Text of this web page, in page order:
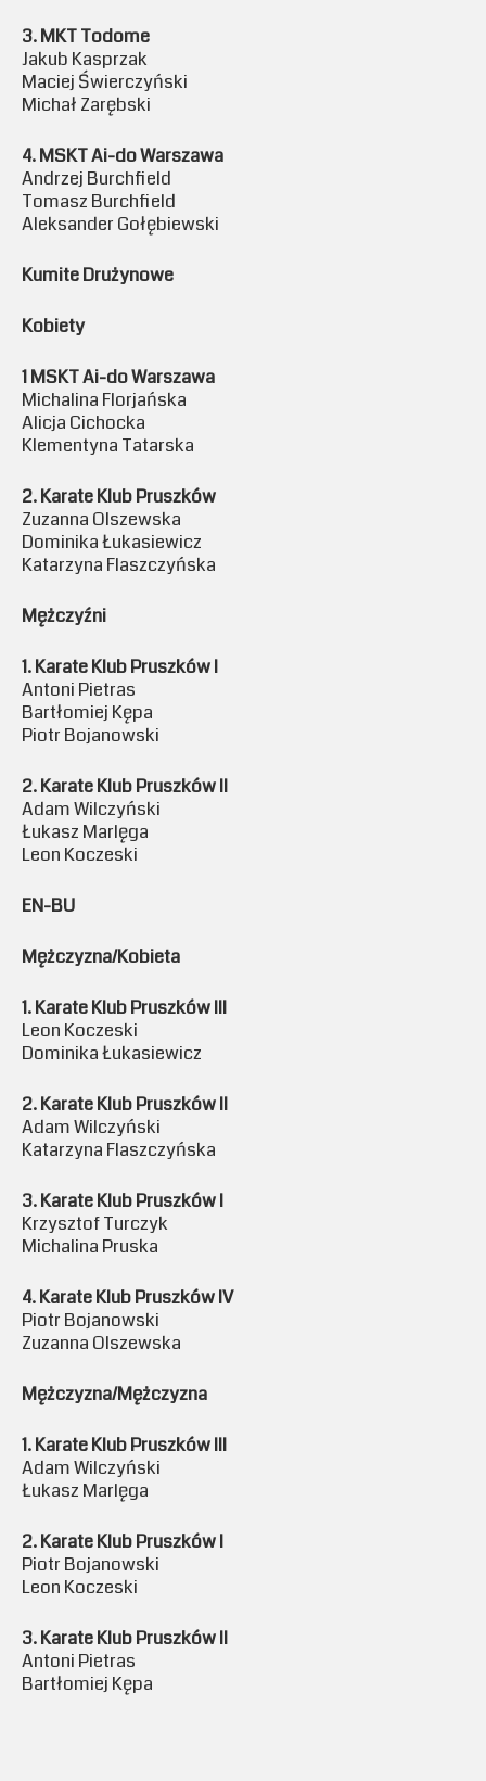
3. MKT Todome
Jakub Kasprzak
Maciej Świerczyński
Michał Zarębski
4. MSKT Ai-do Warszawa
Andrzej Burchfield
Tomasz Burchfield
Aleksander Gołębiewski
Kumite Drużynowe
Kobiety
1 MSKT Ai-do Warszawa
Michalina Florjańska
Alicja Cichocka
Klementyna Tatarska
2. Karate Klub Pruszków
Zuzanna Olszewska
Dominika Łukasiewicz
Katarzyna Flaszczyńska
Mężczyźni
1. Karate Klub Pruszków I
Antoni Pietras
Bartłomiej Kępa
Piotr Bojanowski
2. Karate Klub Pruszków II
Adam Wilczyński
Łukasz Marlęga
Leon Koczeski
EN-BU
Mężczyzna/Kobieta
1. Karate Klub Pruszków III
Leon Koczeski
Dominika Łukasiewicz
2. Karate Klub Pruszków II
Adam Wilczyński
Katarzyna Flaszczyńska
3. Karate Klub Pruszków I
Krzysztof Turczyk
Michalina Pruska
4. Karate Klub Pruszków IV
Piotr Bojanowski
Zuzanna Olszewska
Mężczyzna/Mężczyzna
1. Karate Klub Pruszków III
Adam Wilczyński
Łukasz Marlęga
2. Karate Klub Pruszków I
Piotr Bojanowski
Leon Koczeski
3. Karate Klub Pruszków II
Antoni Pietras
Bartłomiej Kępa